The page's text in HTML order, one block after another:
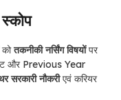
कोतकनीकी नर्सिंग विषयोंपर
और Previous Year
सरकारी नौकरीएवं करियर